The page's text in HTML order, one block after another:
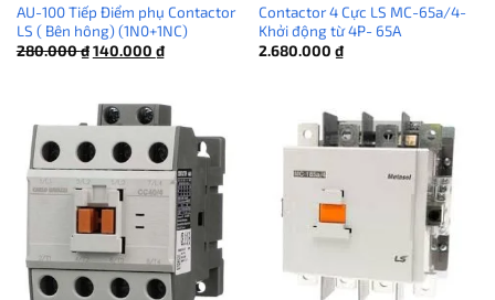
AU-100 Tiếp Điểm phụ Contactor
LS ( Bên hông) (1N0+1NC)
280.000₫Giá
gốc
140.000 ₫Giá
hiện
140.000 ₫.
Contactor 4 Cực LS MC-65a/4-
Khởi động từ 4P- 65A
2.680.000 ₫